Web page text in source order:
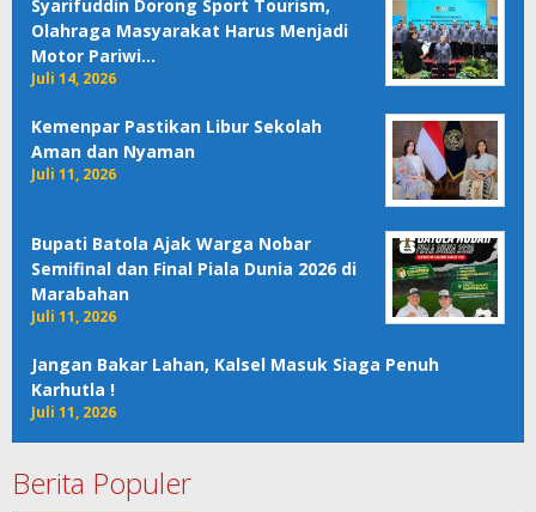
Syarifuddin Dorong Sport Tourism,
Olahraga Masyarakat Harus Menjadi
Motor Pariwi…
Juli 14, 2026
Kemenpar Pastikan Libur Sekolah
Aman dan Nyaman
Juli 11, 2026
Bupati Batola Ajak Warga Nobar
Semifinal dan Final Piala Dunia 2026 di
Marabahan
Juli 11, 2026
Jangan Bakar Lahan, Kalsel Masuk Siaga Penuh
Karhutla !
Juli 11, 2026
Berita Populer